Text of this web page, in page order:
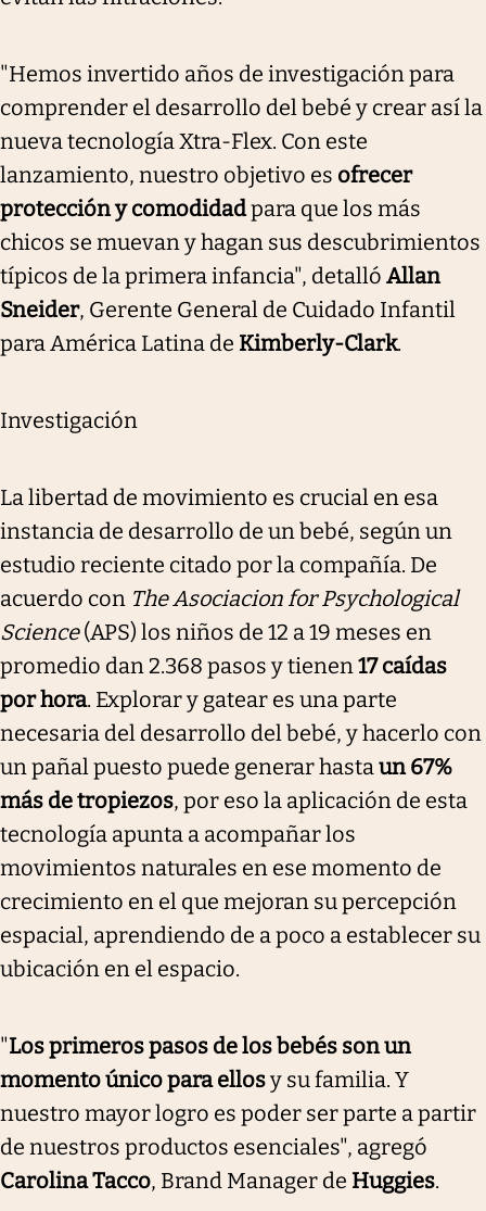
"Hemos invertido años de investigación para
comprender el desarrollo del bebé y crear así la
nueva tecnología Xtra-Flex. Con este
lanzamiento, nuestro objetivo es ofrecer
protección y comodidadpara que los más
chicos se muevan y hagan sus descubrimientos
típicos de la primera infancia", detalló Allan
Sneider, Gerente General de Cuidado Infantil
para América Latina de Kimberly-Clark.
Investigación
La libertad de movimiento es crucial en esa
instancia de desarrollo de un bebé, según un
estudio reciente citado por la compañía. De
acuerdo con The Asociacion for Psychological
Science(APS) los niños de 12 a 19 meses en
promedio dan 2.368 pasos y tienen17 caídas
por hora. Explorar y gatear es una parte
necesaria del desarrollo del bebé, y hacerlo con
un pañal puesto puede generar hastaun 67%
más de tropiezos, por eso la aplicación de esta
tecnología apunta a acompañar los
movimientos naturales en ese momento de
crecimiento en el que mejoran su percepción
espacial, aprendiendo de a poco a establecer su
ubicación en el espacio.
"Los primeros pasos de los bebés son un
momento único para ellosy su familia. Y
nuestro mayor logro es poder ser parte a partir
de nuestros productos esenciales", agregó
Carolina Tacco, Brand Manager de Huggies.